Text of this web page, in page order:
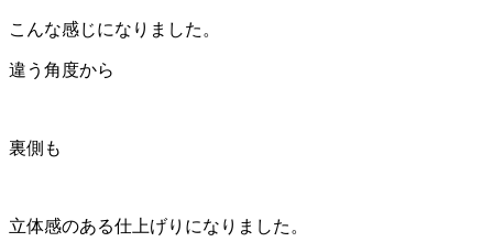
こんな感じになりました。
違う角度から
裏側も
立体感のある仕上げりになりました。